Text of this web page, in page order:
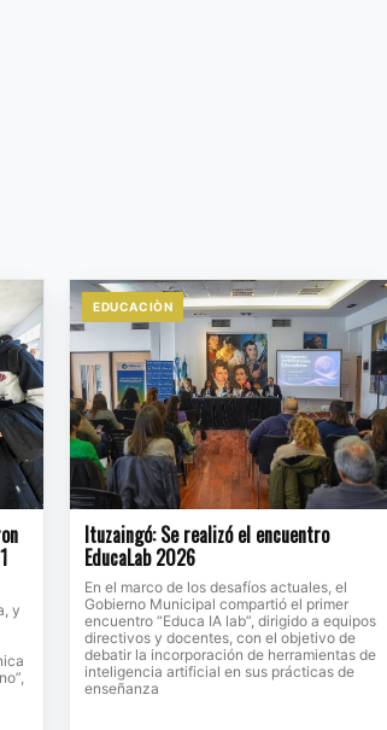
y
EDUCACIÒN
Ituzaingó: Se realizó el encuentro
EducaLab 2026
En el marco de los desafíos actuales, el
Gobierno Municipal compartió el primer
encuentro “Educa IA lab”, dirigido a equipos
directivos y docentes, con el objetivo de
debatir la incorporación de herramientas de
inteligencia artificial en sus prácticas de
enseñanza